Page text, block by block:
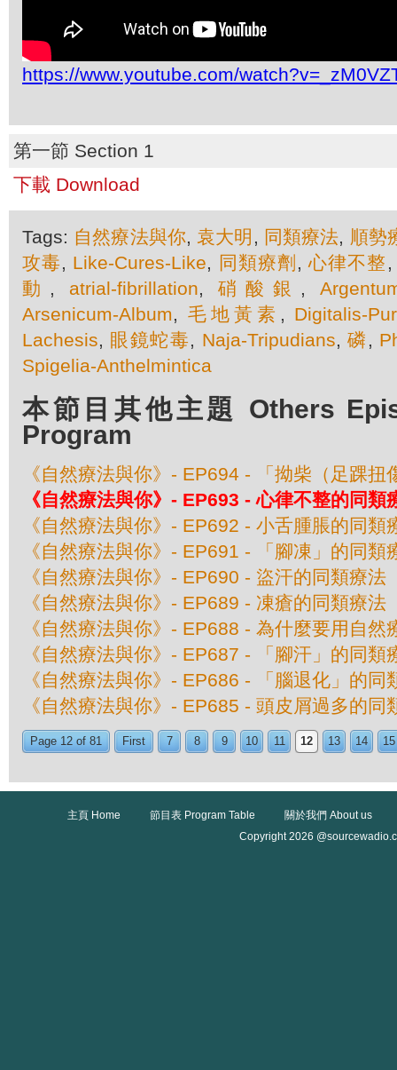
https://www.youtube.com/
第一節 Section 1
下載 Download
Tags: 自然療法與你,袁大明 , 同類療法, 順勢
攻毒, Like-Cures-Like, 同類療劑 ,心律不整
動 , atrial-fibrillation, 硝酸銀 ,
Arsenicum-Album, 毛地黃素 , Digitalis-
Lachesis, 眼鏡蛇毒, Naja-Tripudians,磷 ,
Spigelia-Anthelmintica
本節目其他主題 Others
Program
《自然療法與你》- EP694 - 「拗柴（足踝扭
《自然療法與你》- EP693 - 心律不整的同類
《自然療法與你》- EP692 - 小舌腫脹的同類
《自然療法與你》- EP691 - 「腳凍」的同類
《自然療法與你》- EP690 - 盜汗的同類療法
《自然療法與你》- EP689 - 凍瘡的同類療法
《自然療法與你》- EP688 - 為什麼要用自然
《自然療法與你》- EP687 - 「腳汗」的同類
《自然療法與你》- EP686 - 「腦退化」的同
《自然療法與你》- EP685 - 頭皮屑過多的同
Page 12 of 81 First 7 8 9 10 11 12 13 14 15
主頁 Home 節目表 Program Table
關於我們 About us
Copyright 2026